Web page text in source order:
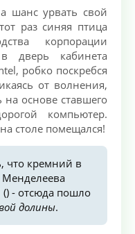
шанс урвать свой
раз синяя птица
корпорации
дверь кабинета
робко поскребся
от волнения,
основе ставшего
компьютер.
столе помещался!
что кремний в
Менделеева
() - отсюда пошло
долины.